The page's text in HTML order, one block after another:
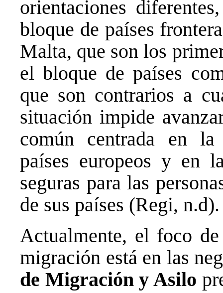
orientaciones
bloque de países
Malta, que son los
el bloque de países
que son contrarios a
situación impide
común centrada en la
países europeos y en
seguras para las
de sus países (Regi, n.d).
Actualmente, el foco
migración está en las
de Migración y Asilo